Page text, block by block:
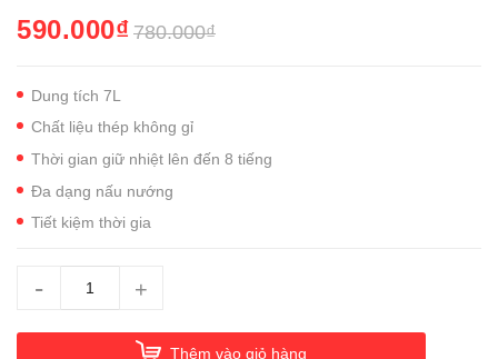
590.000₫ 780.000₫
Dung tích 7L
Chất liệu thép không gỉ
Thời gian giữ nhiệt lên đến 8 tiếng
Đa dạng nấu nướng
Tiết kiệm thời gia
- +
Thêm vào giỏ hàng